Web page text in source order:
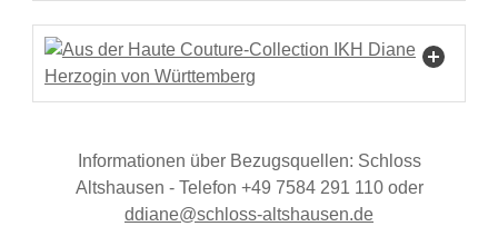
Informationen über Bezugsquellen: Schloss
Altshausen - Telefon +49 7584 291 110 oder
dd
n schl ss- ltsh s n d